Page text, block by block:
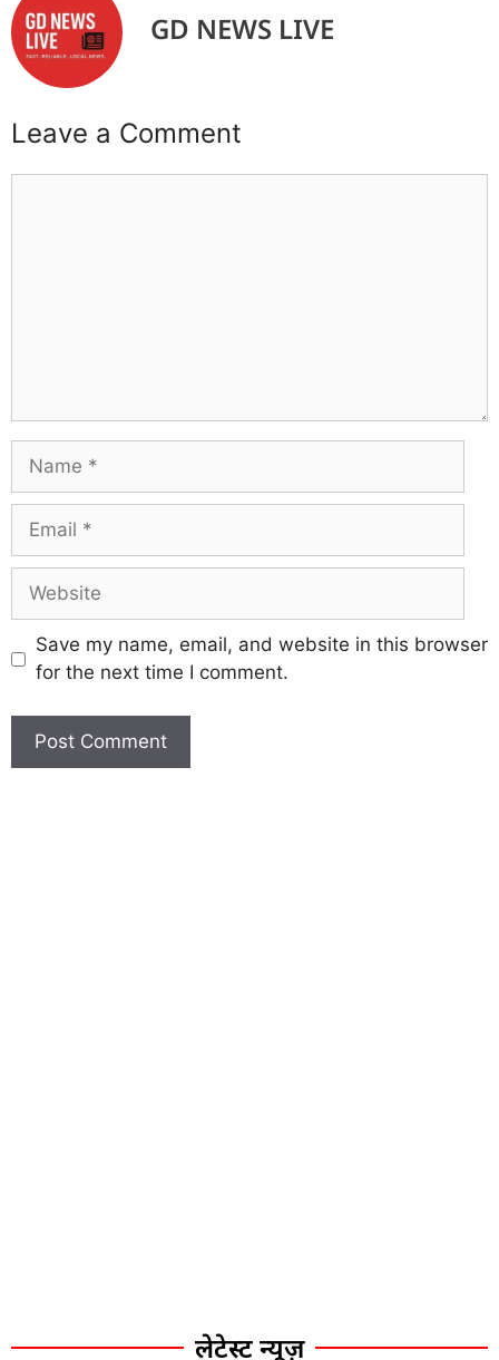
लेटेस्ट न्यूज़
GD NEWS LIVE
Leave a Comment
Save my name, email, and website in this browser
for the next time I comment.